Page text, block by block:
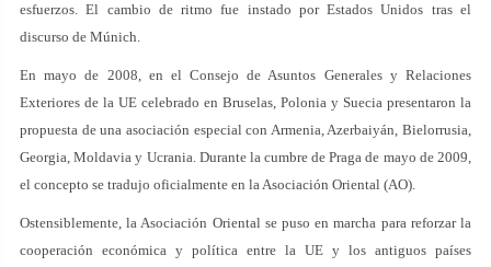
esfuerzos. El cambio de ritmo fue instado por Estados Unidos tras el
discurso de Múnich.
En mayo de 2008, en el Consejo de Asuntos Generales y Relaciones
Exteriores de la UE celebrado en Bruselas, Polonia y Suecia presentaron la
propuesta de una asociación especial con Armenia, Azerbaiyán, Bielorrusia,
Georgia, Moldavia y Ucrania. Durante la cumbre de Praga de mayo de 2009,
el concepto se tradujo oficialmente en la Asociación Oriental (AO).
Ostensiblemente, la Asociación Oriental se puso en marcha para reforzar la
cooperación económica y política entre la UE y los antiguos países